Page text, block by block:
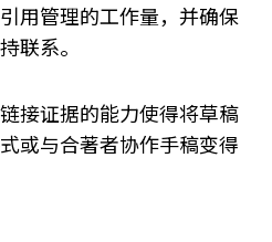
用管理的工作量，并确保
联系。
接证据的能力使得将草稿
或与合著者协作手稿变得